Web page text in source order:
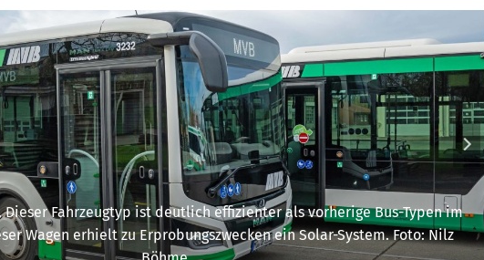
Dieser Fahrzeugtyp ist deutlich effizienter als vorherige Bus-Typen im
Wagen erhielt zu Erprobungszwecken ein Solar-System. Foto: Nilz